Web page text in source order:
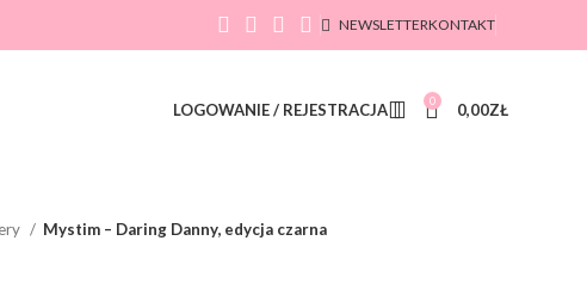
NEWSLETTERKONTAKT
LOGOWANIE / REJESTRACJA 0 0,00ZŁ
Mystim – Daring Danny, edycja czarna